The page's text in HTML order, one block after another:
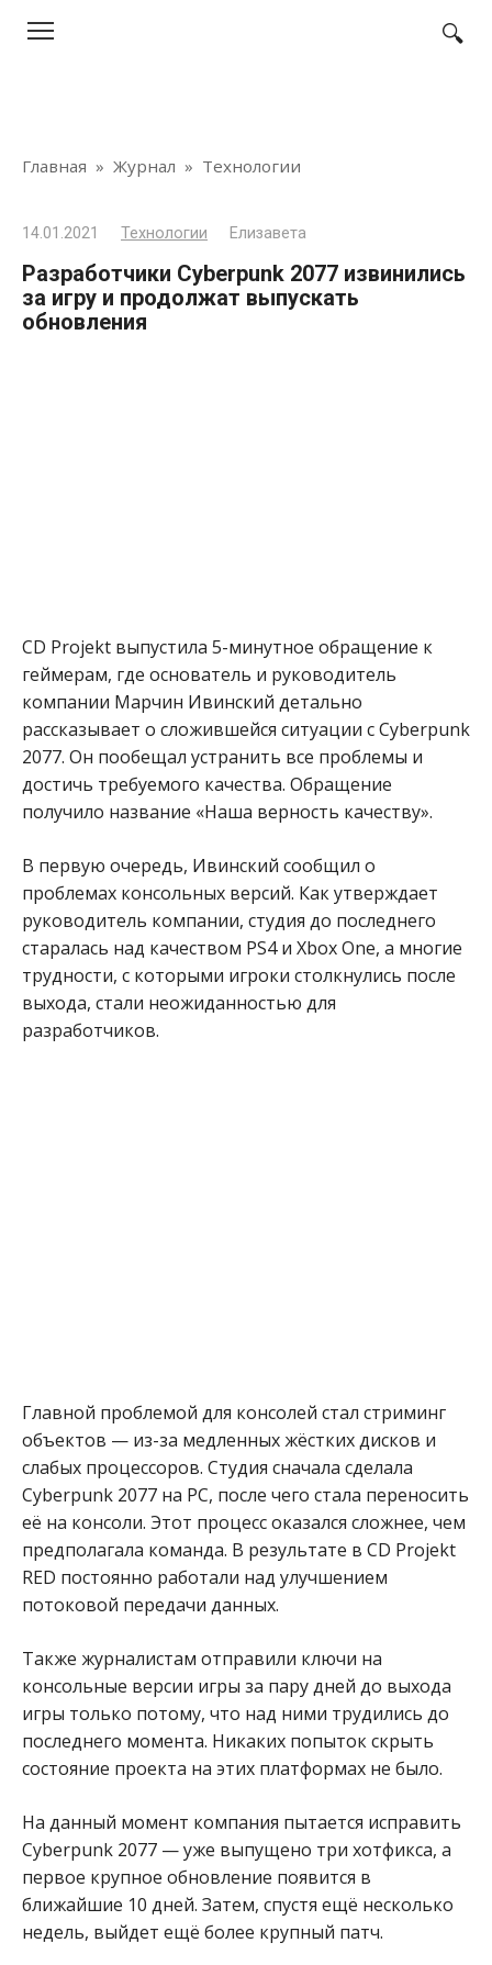
Главная » Журнал » Технологии
14.01.2021 Технологии Елизавета
Разработчики Cyberpunk 2077 извинились
за игру и продолжат выпускать
обновления
CD Projekt выпустила 5-минутное обращение к
геймерам, где основатель и руководитель
компании Марчин Ивинский детально
рассказывает о сложившейся ситуации с Cyberpunk
2077. Он пообещал устранить все проблемы и
достичь требуемого качества. Обращение
получило название «Наша верность качеству».
В первую очередь, Ивинский сообщил о
проблемах консольных версий. Как утверждает
руководитель компании, студия до последнего
старалась над качеством PS4 и Xbox One, а многие
трудности, с которыми игроки столкнулись после
выхода, стали неожиданностью для
разработчиков.
Главной проблемой для консолей стал стриминг
объектов — из-за медленных жёстких дисков и
слабых процессоров. Студия сначала сделала
Cyberpunk 2077 на PC, после чего стала переносить
её на консоли. Этот процесс оказался сложнее, чем
предполагала команда. В результате в CD Projekt
RED постоянно работали над улучшением
потоковой передачи данных.
Также журналистам отправили ключи на
консольные версии игры за пару дней до выхода
игры только потому, что над ними трудились до
последнего момента. Никаких попыток скрыть
состояние проекта на этих платформах не было.
На данный момент компания пытается исправить
Cyberpunk 2077 — уже выпущено три хотфикса, а
первое крупное обновление появится в
ближайшие 10 дней. Затем, спустя ещё несколько
недель, выйдет ещё более крупный патч.